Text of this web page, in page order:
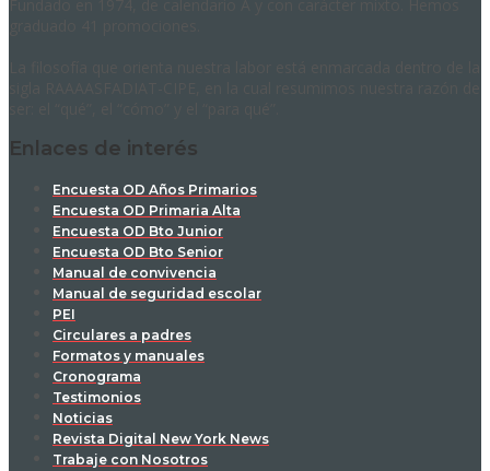
Enlaces de interés
Encuesta OD Años Primarios
Encuesta OD Primaria Alta
Encuesta OD Bto Junior
Encuesta OD Bto Senior
Manual de convivencia
Manual de seguridad escolar
PEI
Circulares a padres
Formatos y manuales
Cronograma
Testimonios
Noticias
Revista Digital New York News
Trabaje con Nosotros